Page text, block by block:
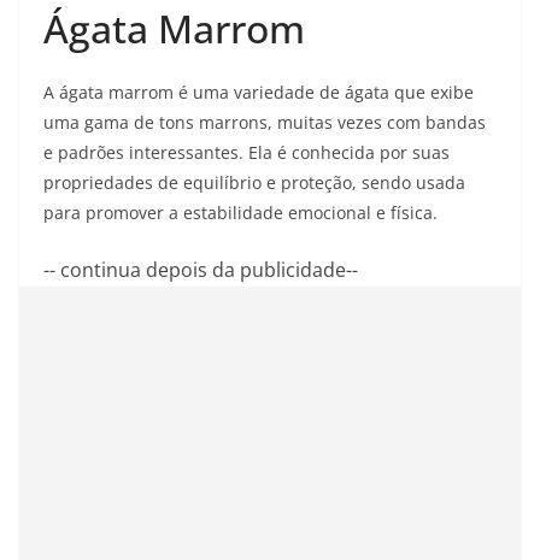
Ágata Marrom
A ágata marrom é uma variedade de ágata que exibe
uma gama de tons marrons, muitas vezes com bandas
e padrões interessantes. Ela é conhecida por suas
propriedades de equilíbrio e proteção, sendo usada
para promover a estabilidade emocional e física.
-- continua depois da publicidade--